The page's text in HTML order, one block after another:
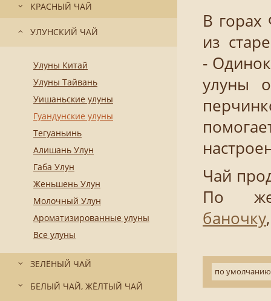
КРАСНЫЙ ЧАЙ
УЛУНСКИЙ ЧАЙ
Улуны Китай
Улуны Тайвань
Уишаньские улуны
Гуандунские улуны
Тегуаньинь
Алишань Улун
Габа Улун
Женьшень Улун
Молочный Улун
Ароматизированные улуны
Все улуны
ЗЕЛЁНЫЙ ЧАЙ
БЕЛЫЙ ЧАЙ, ЖЁЛТЫЙ ЧАЙ
В горах
из
-
улуны
Чай
По
баночку
по умолчанию